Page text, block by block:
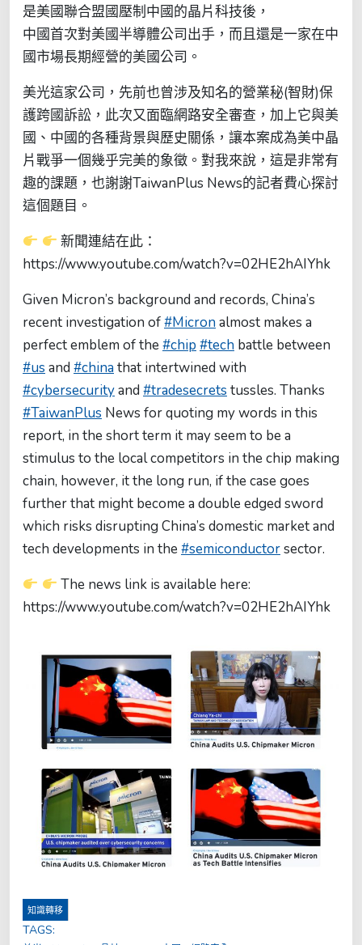
是美國聯合盟國壓制中國的晶片科技後，
中國首次對美國半導體公司出手，而且還是一家在中
國市場長期經營的美國公司。
美光這家公司，先前也曾涉及知名的營業秘(智財)保
護跨國訴訟，此次又面臨網路安全審查，加上它與美
國、中國的各種背景與歷史關係，讓本案成為美中晶
片戰爭一個幾乎完美的象徵。對我來說，這是非常有
趣的課題，也謝謝TaiwanPlus News的記者費心探討
這個題目。
新聞連結在此：
https://www.youtube.com/watch?v=02HE2hAIYhk
Given Micron’s background and records, China’s
recent investigation of#Micronalmost makes a
perfect emblem of the #chip #tech battle between
#us and #chinathat intertwined with
#cybersecurityand #tradesecrets tussles. Thanks
#TaiwanPlus News for quoting my words in this
report, in the short term it may seem to be a
stimulus to the local competitors in the chip making
chain, however, it the long run, if the case goes
further that might become a double edged sword
which risks disrupting China’s domestic market and
tech developments in the #semiconductorsector.
The news link is available here:
https://www.youtube.com/watch?v=02HE2hAIYhk
知識轉移
TAGS: